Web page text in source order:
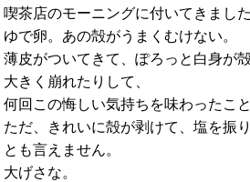
喫茶店のモーニングに付いてきました
ゆで卵。あの殻がうまくむけない。
薄皮がついてきて、ぽろっと白身が殻
大きく崩れたりして、
何回この悔しい気持ちを味わったこ
ただ、きれいに殻が剥けて、塩を振
とも言えません。
大げさな。